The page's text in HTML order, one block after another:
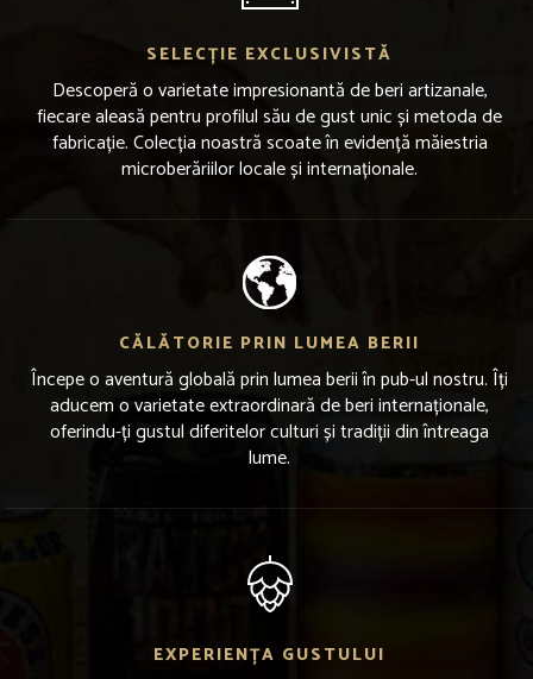
SELECȚIE EXCLUSIVISTĂ
Descoperă o varietate impresionantă de beri artizanale,
fiecare aleasă pentru profilul său de gust unic și metoda de
fabricație. Colecția noastră scoate în evidență măiestria
microberăriilor locale și internaționale.
CĂLĂTORIE PRIN LUMEA BERII
Începe o aventură globală prin lumea berii în pub-ul nostru. Îți
aducem o varietate extraordinară de beri internaționale,
oferindu-ți gustul diferitelor culturi și tradiții din întreaga
lume.
EXPERIENȚA GUSTULUI